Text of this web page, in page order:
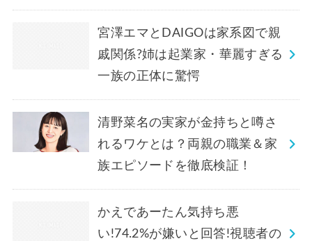
宮澤エマとDAIGOは家系図で親
戚関係?姉は起業家・華麗すぎる
一族の正体に驚愕
清野菜名の実家が金持ちと噂さ
れるワケとは？両親の職業＆家
族エピソードを徹底検証！
かえであーたん気持ち悪
い!74.2%が嫌いと回答!視聴者の